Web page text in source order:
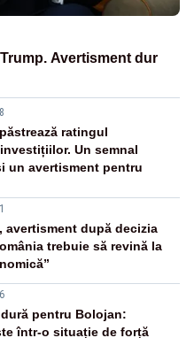
Avertisment dur
ratingul
Un semnal
un avertisment pentru
avertisment după decizia
trebuie să revină la
dură pentru Bolojan:
într-o situație de forță